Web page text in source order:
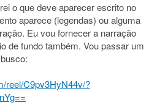
o que deve aparecer escrito no
aparece (legendas) ou alguma
Eu vou fornecer a narração
de fundo também. Vou passar um
reel/C9pv3HyN44v/?